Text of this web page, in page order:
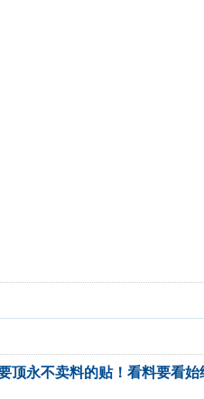
顶永不卖料的贴！看料要看始